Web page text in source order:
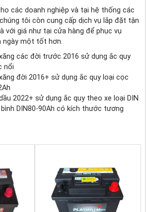
các doanh nghiệp và tại hệ thống các
tôi còn cung cấp dịch vụ lắp đặt tận
với giá như tại cửa hàng để phục vụ
ngày một tốt hơn.
các đời trước 2016 sử dụng ắc quy
nổi
đời 2016+ sử dụng ắc quy loại cọc
2022+ sử dụng ắc quy theo xe loại DIN
DIN80-90Ah có kích thước tương